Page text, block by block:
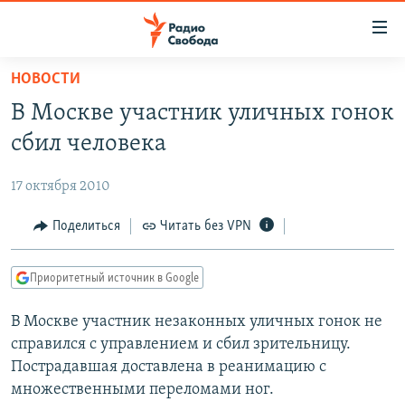
упрощенного
доступа
Вернуться
основному
Вернутся
главной
навигации
Вернутся
поиску
ПОДКАСТЫ
ЦИТАТЫ СВОБОДЫ
МНЕНИЯ
IDEL.РЕАЛИИ
КАВКАЗ.РЕАЛИИ
СЕВЕР.РЕАЛИИ
СИБИРЬ.РЕАЛИИ
НОВОСТИ
В Москве участник уличных гонок
сбил человека
17 октября 2010
Поделиться Читать без VPN
Приоритетный источник в Google
В Москве участник незаконных уличных гонок не
справился с управлением и сбил зрительницу.
Пострадавшая доставлена в реанимацию с
множественными переломами ног.